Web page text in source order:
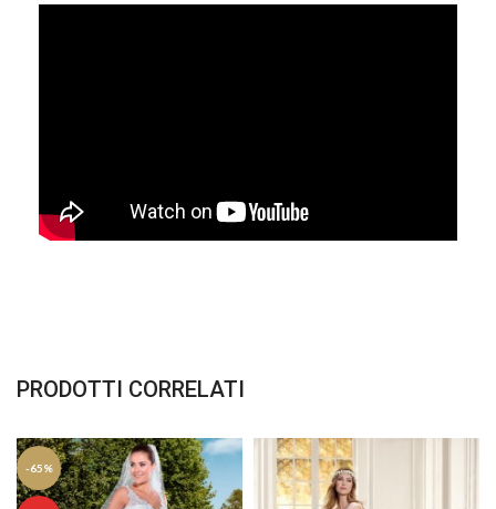
PRODOTTI CORRELATI
-65%